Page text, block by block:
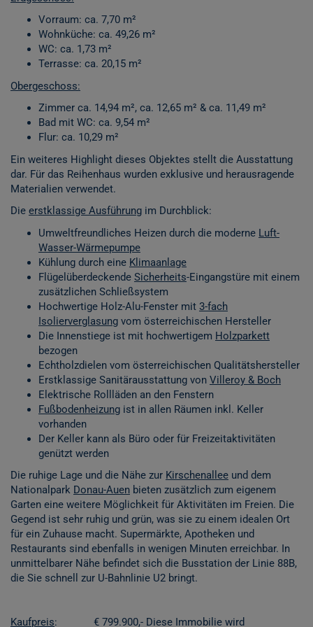
Vorraum: ca. 7,70 m²
Wohnküche: ca. 49,26 m²
WC: ca. 1,73 m²
Terrasse: ca. 20,15 m²
Obergeschoss:
Zimmer ca. 14,94 m², ca. 12,65 m² & ca. 11,49 m²
Bad mit WC: ca. 9,54 m²
Flur: ca. 10,29 m²
Ein weiteres Highlight dieses Objektes stellt die Ausstattung
dar. Für das Reihenhaus wurden exklusive und herausragende
Materialien verwendet.
Die erstklassige Ausführung im Durchblick:
Umweltfreundliches Heizen durch die moderne Luft-
Wasser-Wärmepumpe
Kühlung durch eine Klimaanlage
Flügelüberdeckende Sicherheits-Eingangstüre mit einem
zusätzlichen Schließsystem
Hochwertige Holz-Alu-Fenster mit 3-fach
Isolierverglasung vom österreichischen Hersteller
Die Innenstiege ist mit hochwertigem Holzparkett
bezogen
Echtholzdielen vom österreichischen Qualitätshersteller
Erstklassige Sanitärausstattung von Villeroy & Boch
Elektrische Rollläden an den Fenstern
Fußbodenheizung ist in allen Räumen inkl. Keller
vorhanden
Der Keller kann als Büro oder für Freizeitaktivitäten
genützt werden
Die ruhige Lage und die Nähe zur Kirschenallee und dem
Nationalpark Donau-Auen bieten zusätzlich zum eigenem
Garten eine weitere Möglichkeit für Aktivitäten im Freien. Die
Gegend ist sehr ruhig und grün, was sie zu einem idealen Ort
für ein Zuhause macht. Supermärkte, Apotheken und
Restaurants sind ebenfalls in wenigen Minuten erreichbar. In
unmittelbarer Nähe befindet sich die Busstation der Linie 88B,
die Sie schnell zur U-Bahnlinie U2 bringt.
Kaufpreis: € 799.900,- Diese Immobilie wird